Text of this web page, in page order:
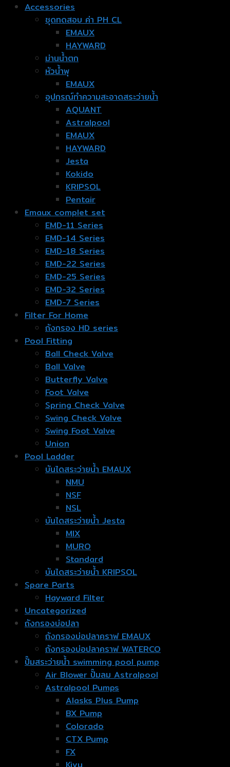
Accessories
ชุดทดสอบ ค่า PH CL
EMAUX
HAYWARD
ม่านน้ำตก
หัวน้ำพุ
EMAUX
อุปกรณ์ทำความสะอาดสระว่ายน้ำ
AQUANT
Astralpool
EMAUX
HAYWARD
Jesta
Kokido
KRIPSOL
Pentair
Emaux complet set
EMD-11 Series
EMD-14 Series
EMD-18 Series
EMD-22 Series
EMD-25 Series
EMD-32 Series
EMD-7 Series
Filter For Home
ถังกรอง HD series
Pool Fitting
Ball Check Valve
Ball Valve
Butterfly Valve
Foot Valve
Spring Check Valve
Swing Check Valve
Swing Foot Valve
Union
Pool Ladder
บันไดสระว่ายน้ำ EMAUX
NMU
NSF
NSL
บันไดสระว่ายน้ำ Jesta
MIX
MURO
Standard
บันไดสระว่ายน้ำ KRIPSOL
Spare Parts
Hayward Filter
Uncategorized
ถังกรองบ่อปลา
ถังกรองบ่อปลาคราฟ EMAUX
ถังกรองบ่อปลาคราฟ WATERCO
ปั๊มสระว่ายน้ำ swimming pool pump
Air Blower ปั๊มลม Astralpool
Astralpool Pumps
Alasks Plus Pump
BX Pump
Colorado
CTX Pump
FX